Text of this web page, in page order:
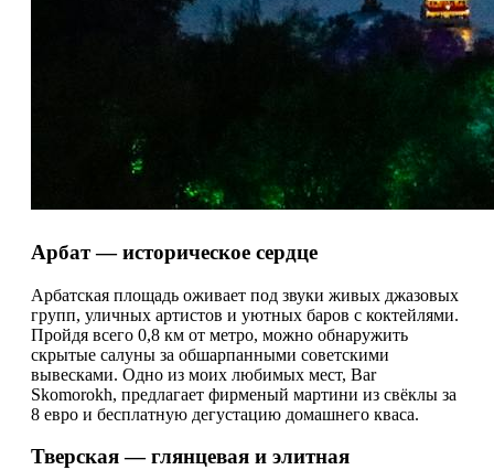
Арбат — историческое сердце
Арбатская площадь оживает под звуки живых джазовых
групп, уличных артистов и уютных баров с коктейлями.
Пройдя всего 0,8 км от метро, можно обнаружить
скрытые салуны за обшарпанными советскими
вывесками. Одно из моих любимых мест, Bar
Skomorokh, предлагает фирменый мартини из свёклы за
8 евро и бесплатную дегустацию домашнего кваса.
Тверская — глянцевая и элитная